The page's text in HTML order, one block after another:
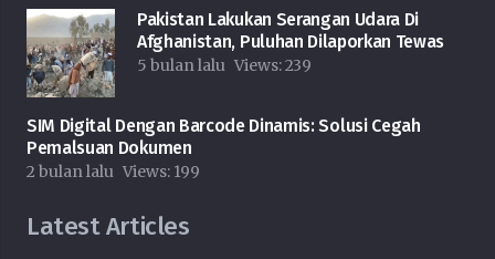
Pakistan Lakukan Serangan Udara Di
Afghanistan, Puluhan Dilaporkan Tewas
5 bulan lalu Views:239
SIM Digital Dengan Barcode Dinamis: Solusi Cegah
Pemalsuan Dokumen
2 bulan lalu Views: 199
Latest Articles